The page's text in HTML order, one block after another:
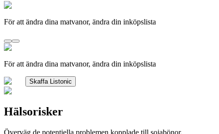
För att ändra dina matvanor, ändra din inköpslista
För att ändra dina matvanor, ändra din inköpslista
Skaffa Listonic
Hälsorisker
Överväg de potentiella problemen kopplade till sojabönor.